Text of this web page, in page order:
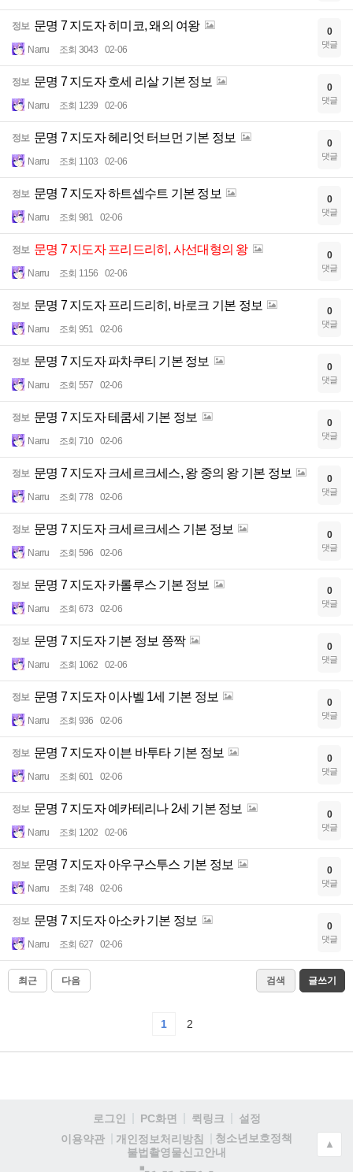
정보 문명 7 지도자 히미코, 왜의 여왕
Narru 조회 3043 02-06
0
댓글
정보 문명 7 지도자 호세 리살 기본 정보
Narru 조회 1239 02-06
0
댓글
정보 문명 7 지도자 헤리엇 터브먼 기본 정보
Narru 조회 1103 02-06
0
댓글
정보 문명 7 지도자 하트셉수트 기본 정보
Narru 조회 981 02-06
0
댓글
정보 문명 7 지도자 프리드리히, 사선대형의 왕
Narru 조회 1156 02-06
0
댓글
정보 문명 7 지도자 프리드리히, 바로크 기본 정보
Narru 조회 951 02-06
0
댓글
정보 문명 7 지도자 파차쿠티 기본 정보
Narru 조회 557 02-06
0
댓글
정보 문명 7 지도자 테쿰세 기본 정보
Narru 조회 710 02-06
0
댓글
정보 문명 7 지도자 크세르크세스, 왕 중의 왕 기본 정보
Narru 조회 778 02-06
0
댓글
정보 문명 7 지도자 크세르크세스 기본 정보
Narru 조회 596 02-06
0
댓글
정보 문명 7 지도자 카롤루스 기본 정보
Narru 조회 673 02-06
0
댓글
정보 문명 7 지도자 기본 정보 쯩짝
Narru 조회 1062 02-06
0
댓글
정보 문명 7 지도자 이사벨 1세 기본 정보
Narru 조회 936 02-06
0
댓글
정보 문명 7 지도자 이븐 바투타 기본 정보
Narru 조회 601 02-06
0
댓글
정보 문명 7 지도자 예카테리나 2세 기본 정보
Narru 조회 1202 02-06
0
댓글
정보 문명 7 지도자 아우구스투스 기본 정보
Narru 조회 748 02-06
0
댓글
정보 문명 7 지도자 아소카 기본 정보
Narru 조회 627 02-06
0
댓글
최근 다음 검색 글쓰기
1 2
로그인 PC화면 퀵링크
설정
이용약관
개인정보처리방침
청소년보호정책
불법촬영물신고안내
▲